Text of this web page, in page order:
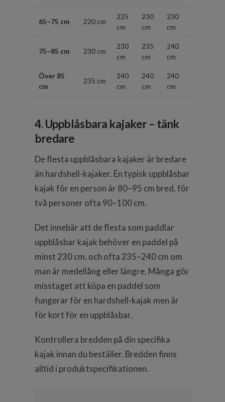
65–75 cm 220 cm
225
cm
230
cm
230
cm
75–85 cm 230 cm
230
cm
235
cm
240
cm
Över 85
cm
235 cm
240
cm
240
cm
240
cm
4. Uppblåsbara kajaker – tänk
bredare
De flesta uppblåsbara kajaker är bredare
än hardshell-kajaker. En typisk uppblåsbar
kajak för en person är 80–95 cm bred, för
två personer ofta 90–100 cm.
Det innebär att de flesta som paddlar
uppblåsbar kajak behöver en paddel på
minst 230 cm, och ofta 235–240 cm om
man är medellång eller längre. Många gör
misstaget att köpa en paddel som
fungerar för en hardshell-kajak men är
för kort för en uppblåsbar.
Kontrollera bredden på din specifika
kajak innan du beställer. Bredden finns
alltid i produktspecifikationen.